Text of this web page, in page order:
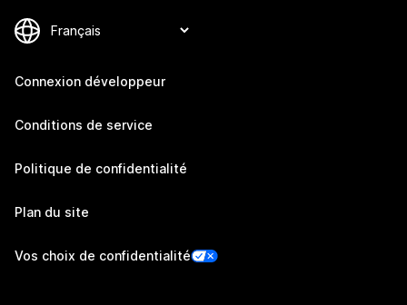
Connexion développeur
Conditions de service
Politique de confidentialité
Plan du site
Vos choix de confidentialité